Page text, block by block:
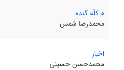
م کلّه گنده
محمدرضا شمس
اخبار
محمدحسن حسینی